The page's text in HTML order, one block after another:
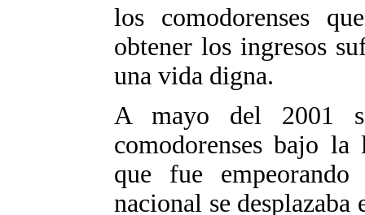
los comodorenses
obtener los ingresos
una vida digna.
A mayo del 2001
comodorenses bajo
que fue
nacional se